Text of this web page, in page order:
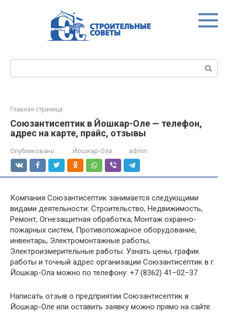
Главная страница
Союзантисептик в Йошкар-Оле — телефон,
адрес на карте, прайс, отзывы
Опубликовано: Йошкар-Ола admin
Компания Союзантисептик занимается следующими
видами деятельности: Строительство, Недвижимость,
Ремонт, Огнезащитная обработка, Монтаж охранно-
пожарных систем, Противопожарное оборудование,
инвентарь, Электромонтажные работы,
Электроизмерительные работы. Узнать цены, график
работы и точный адрес организации Союзантисептик в г.
Йошкар-Ола можно по телефону: +7 (8362) 41–02–37.
Написать отзыв о предприятии Союзантисептик в
Йошкар-Оле или оставить заявку можно прямо на сайте.